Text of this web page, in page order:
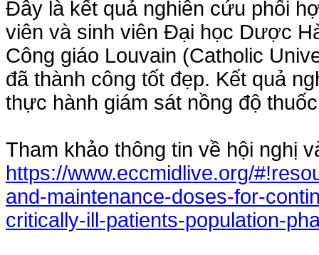
Đây là kết quả nghiên cứu phối
viên và sinh viên Đại học Dược
Công giáo Louvain (Catholic
đã thành công tốt đẹp. Kết quả
thực hành giám sát nồng độ
Tham khảo thông tin về hội nghị
https://www.eccmidlive.org/
and-maintenance-doses-for-
critically-ill-patients-population-